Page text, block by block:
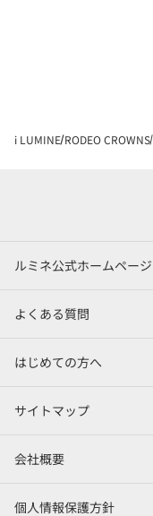
i LUMINE RODEO CROWNS
ルミネ公式ホームページ
よくある質問
はじめての方へ
サイトマップ
会社概要
個人情報保護方針